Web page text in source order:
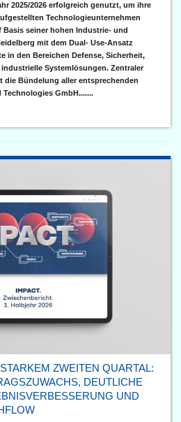
2025/2026 erfolgreich genutzt, um ihre
Technologieunternehmen
seiner hohen Industrie- und
mit dem Dual- Use-Ansatz
in den Bereichen Defense, Sicherheit,
Systemlösungen. Zentraler
die Bündelung aller entsprechenden
GmbH.......
ZWEITEN QUARTAL:
DEUTLICHE
UND